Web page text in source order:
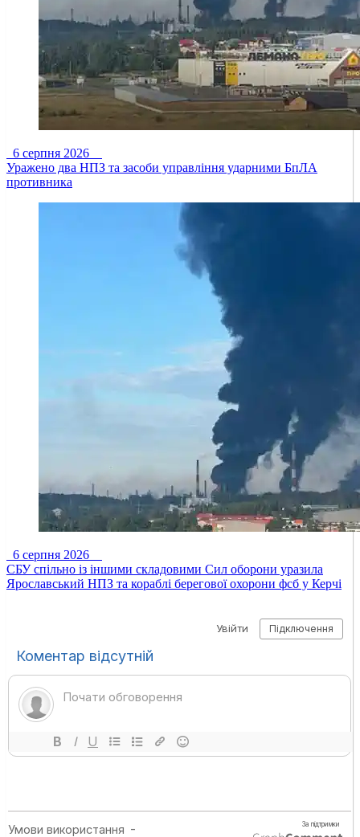
6 серпня 2026
Уражено два НПЗ та засоби управління ударними БпЛА
противника
6 серпня 2026
СБУ спільно із іншими складовими Сил оборони уразила
Ярославський НПЗ та кораблі берегової охорони фсб у Керчі